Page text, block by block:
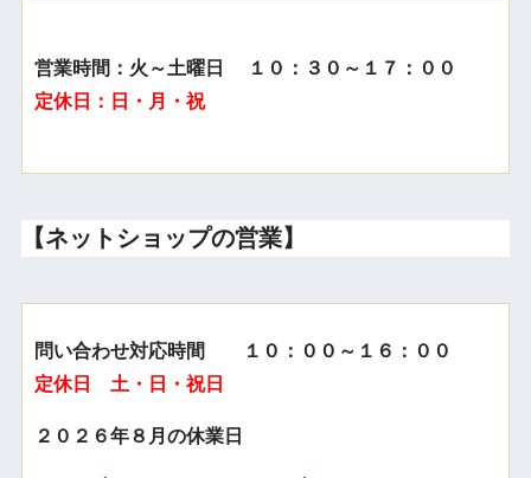
営業時間：火～土曜日 １０：３０～１７：００
定休日：日・月・祝
【ネットショップの営業】
問い合わせ対応時間 １０：００～１６：００
定休日 土・日・祝日
２０２６年８月の休業日